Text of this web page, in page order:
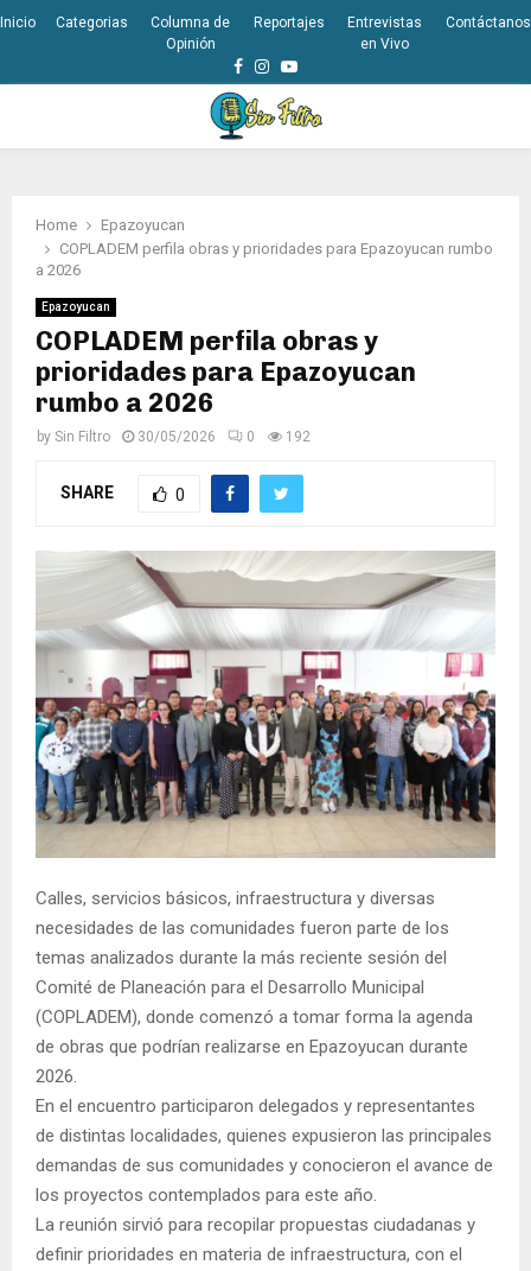
Inicio Categorias
Columna de
Opinión
Reportajes
Entrevistas
en Vivo
Contáctanos
Facebook
Instagram
Youtube
Home
Epazoyucan
COPLADEM perfila obras y prioridades para Epazoyucan rumbo
a 2026
Epazoyucan
COPLADEM perfila obras y
prioridades para Epazoyucan
rumbo a 2026
by Sin Filtro 30/05/2026 0 192
SHARE 0
Calles, servicios básicos, infraestructura y diversas
necesidades de las comunidades fueron parte de los
temas analizados durante la más reciente sesión del
Comité de Planeación para el Desarrollo Municipal
(COPLADEM), donde comenzó a tomar forma la agenda
de obras que podrían realizarse en Epazoyucan durante
2026.
En el encuentro participaron delegados y representantes
de distintas localidades, quienes expusieron las principales
demandas de sus comunidades y conocieron el avance de
los proyectos contemplados para este año.
La reunión sirvió para recopilar propuestas ciudadanas y
definir prioridades en materia de infraestructura, con el